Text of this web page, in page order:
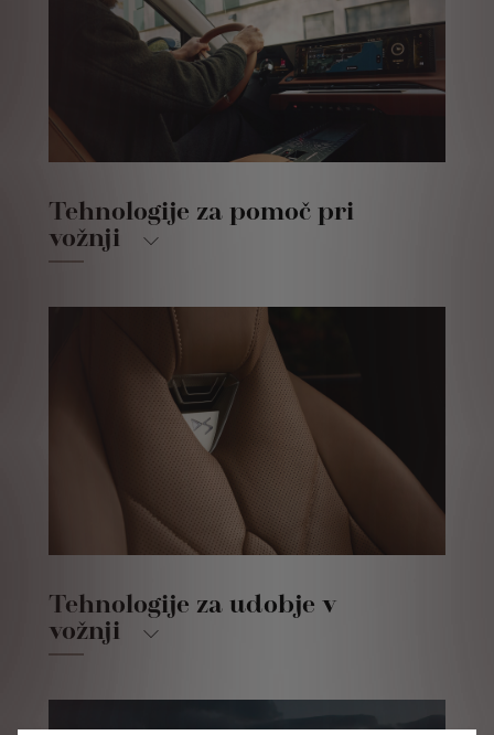
Tehnologije za pomoč pri
vožnji
Tehnologije za udobje v
vožnji